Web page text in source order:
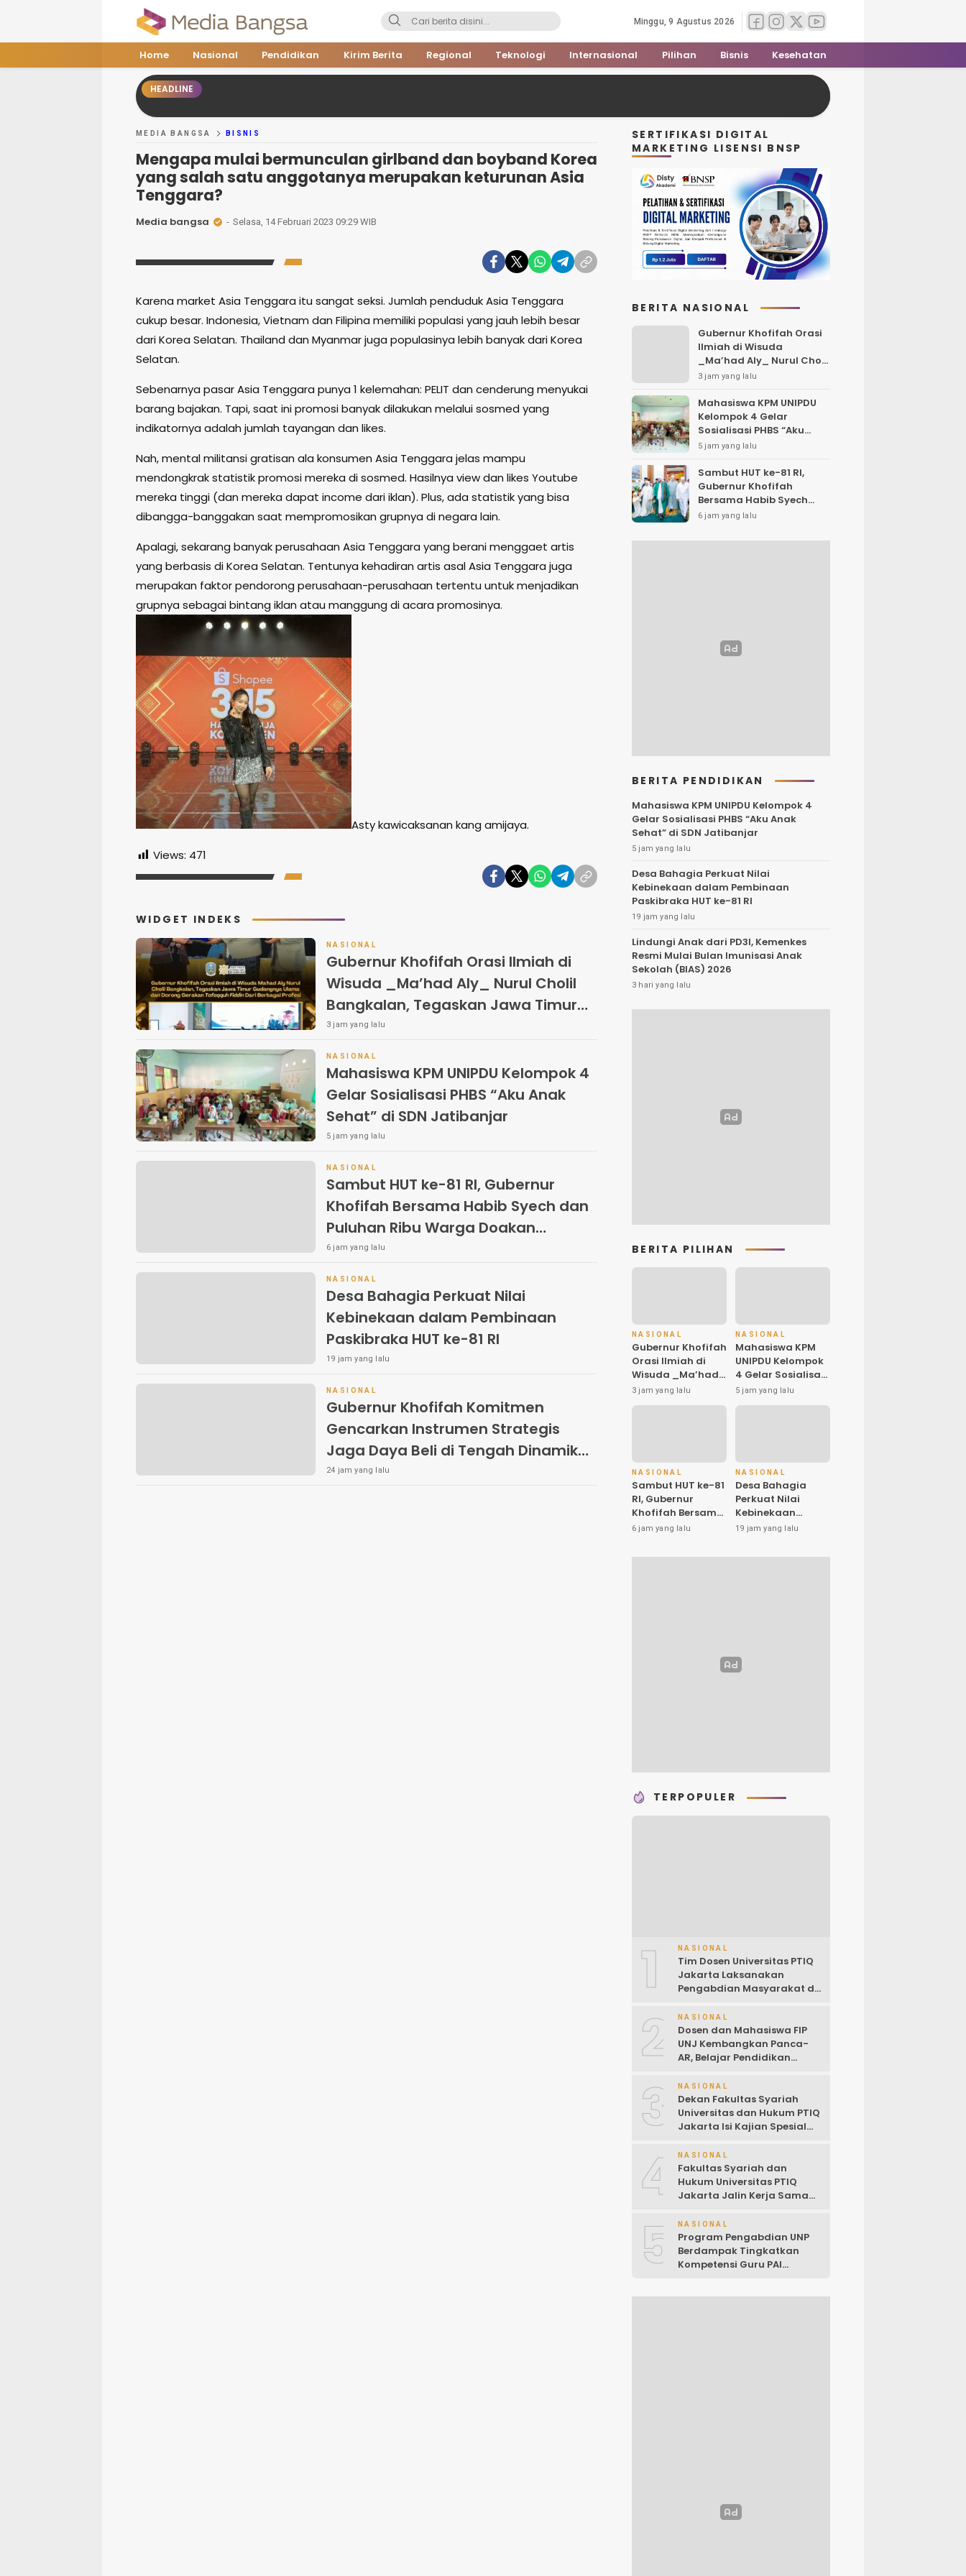
Media Bangsa
Portal Berita Nasional Terpercaya
Minggu, 9 Agustus 2026
Home Nasional Pendidikan Kirim Berita Regional Teknologi Internasional Pilihan Bisnis Kesehatan
HEADLINE
MEDIA BANGSA BISNIS
Mengapa mulai bermunculan girlband dan boyband Korea
yang salah satu anggotanya merupakan keturunan Asia
Tenggara?
Media bangsa Selasa, 14 Februari 2023 09:29 WIB
Karena market Asia Tenggara itu sangat seksi. Jumlah penduduk Asia Tenggara
cukup besar. Indonesia, Vietnam dan Filipina memiliki populasi yang jauh lebih besar
dari Korea Selatan. Thailand dan Myanmar juga populasinya lebih banyak dari Korea
Selatan.
Sebenarnya pasar Asia Tenggara punya 1 kelemahan: PELIT dan cenderung menyukai
barang bajakan. Tapi, saat ini promosi banyak dilakukan melalui sosmed yang
indikatornya adalah jumlah tayangan dan likes.
Nah, mental militansi gratisan ala konsumen Asia Tenggara jelas mampu
mendongkrak statistik promosi mereka di sosmed. Hasilnya view dan likes Youtube
mereka tinggi (dan mereka dapat income dari iklan). Plus, ada statistik yang bisa
dibangga-banggakan saat mempromosikan grupnya di negara lain.
Apalagi, sekarang banyak perusahaan Asia Tenggara yang berani menggaet artis
yang berbasis di Korea Selatan. Tentunya kehadiran artis asal Asia Tenggara juga
merupakan faktor pendorong perusahaan-perusahaan tertentu untuk menjadikan
grupnya sebagai bintang iklan atau manggung di acara promosinya.
Asty kawicaksanan kang amijaya.
Views: 471
WIDGET INDEKS
NASIONAL
Gubernur Khofifah Orasi Ilmiah di
Wisuda _Ma’had Aly_ Nurul Cholil
Bangkalan, Tegaskan Jawa Timur
Gudangnya Ulama’ dan Dorong
Gerakan _Tafaqquh Fiddin_ Dari
Berbagai Profesi
3 jam yang lalu
NASIONAL
Mahasiswa KPM UNIPDU Kelompok 4
Gelar Sosialisasi PHBS “Aku Anak
Sehat” di SDN Jatibanjar
5 jam yang lalu
NASIONAL
Sambut HUT ke-81 RI, Gubernur
Khofifah Bersama Habib Syech dan
Puluhan Ribu Warga Doakan
Pahlawan dan Keutuhan Indonesia
6 jam yang lalu
NASIONAL
Desa Bahagia Perkuat Nilai
Kebinekaan dalam Pembinaan
Paskibraka HUT ke-81 RI
19 jam yang lalu
NASIONAL
Gubernur Khofifah Komitmen
Gencarkan Instrumen Strategis
Jaga Daya Beli di Tengah Dinamika
Harga Pangan, Masyarakat Kota
24 jam yang lalu
SERTIFIKASI DIGITAL
MARKETING LISENSI BNSP
BERITA NASIONAL
Gubernur Khofifah Orasi
Ilmiah di Wisuda
_Ma’had Aly_ Nurul Cholil
Bangkalan, Tegaskan
Ulama’ dan Dorong
Gerakan _Tafaqquh
Fiddin_ Dari Berbagai
Profesi
3 jam yang lalu
Mahasiswa KPM UNIPDU
Kelompok 4 Gelar
Sosialisasi PHBS “Aku
Anak Sehat” di SDN
5 jam yang lalu
Sambut HUT ke-81 RI,
Gubernur Khofifah
Bersama Habib Syech
dan Puluhan Ribu Warga
Keutuhan Indonesia
6 jam yang lalu
BERITA PENDIDIKAN
Mahasiswa KPM UNIPDU Kelompok 4
Gelar Sosialisasi PHBS “Aku Anak
Sehat” di SDN Jatibanjar
5 jam yang lalu
Desa Bahagia Perkuat Nilai
Kebinekaan dalam Pembinaan
Paskibraka HUT ke-81 RI
19 jam yang lalu
Lindungi Anak dari PD3I, Kemenkes
Resmi Mulai Bulan Imunisasi Anak
Sekolah (BIAS) 2026
3 hari yang lalu
BERITA PILIHAN
NASIONAL
Gubernur Khofifah
Orasi Ilmiah di
Wisuda _Ma’had
Aly_ Nurul Cholil
Bangkalan,
_Tafaqquh
Fiddin_ Dari
Berbagai Profesi
3 jam yang lalu
NASIONAL
Mahasiswa KPM
UNIPDU Kelompok
4 Gelar Sosialisasi
PHBS “Aku Anak
Sehat” di SDN
5 jam yang lalu
NASIONAL
Sambut HUT ke-81
RI, Gubernur
Khofifah Bersama
Habib Syech dan
Warga Doakan
6 jam yang lalu
NASIONAL
Desa Bahagia
Perkuat Nilai
Kebinekaan
dalam Pembinaan
ke-81 RI
19 jam yang lalu
TERPOPULER
1 NASIONAL
Tim Dosen Universitas PTIQ
Jakarta Laksanakan
Pengabdian Masyarakat di
Minh City, Vietnam
2 NASIONAL
Dosen dan Mahasiswa FIP
UNJ Kembangkan Panca-
AR, Belajar Pendidikan
Augmented Reality
3 NASIONAL
Dekan Fakultas Syariah
Universitas dan Hukum PTIQ
Jakarta Isi Kajian Spesial
Indonesia di Jepang
4 NASIONAL
Fakultas Syariah dan
Hukum Universitas PTIQ
Jakarta Jalin Kerja Sama
untuk Perkuat Tri Dharma
Perguruan Tinggi
5 NASIONAL
Program Pengabdian UNP
Berdampak Tingkatkan
Kompetensi Guru PAI